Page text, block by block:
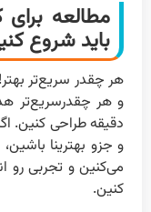
مطالعه برای
باید شروع
هر چقدر سریع‌تر
و هر چقدرسریع‌تر
دقیقه طراحی کنین.
و جزو بهترینا
می‌کنین و تجربی رو
کنین.